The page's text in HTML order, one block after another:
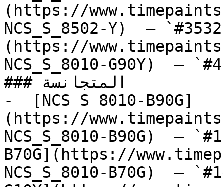
(https://
NCS_S_8502-Y)  —
(https://
NCS_S_8010-G90Y)  —
### المتجانسة
-  [NCS S 8010-B90G]
(https://
NCS_S_8010-B90G)  —
B70G](https://
NCS_S_8010-B70G)  —